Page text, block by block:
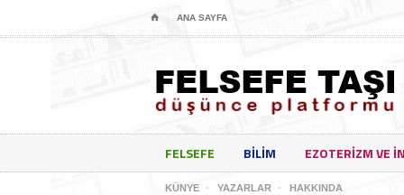
⌂ ANA SAYFA
FELSEFE BILIM EZOTERIZM VE
KÜNYE YAZARLAR HAKKINDA